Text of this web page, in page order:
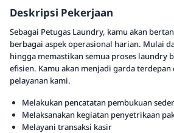
Deskripsi Pekerjaan
Sebagai Petugas Laundry, kamu akan
berbagai aspek operasional harian. Mulai
hingga memastikan semua proses laundry
efisien. Kamu akan menjadi garda
pelayanan kami.
Melakukan pencatatan pembukuan
Melaksanakan kegiatan penyetrikaan
Melayani transaksi kasir